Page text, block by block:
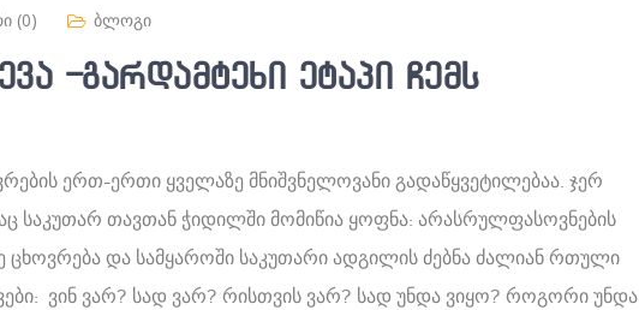
(0) ბლოგი
-გარდამტეხი ეტაპი ჩემს
ერთ-ერთი ყველაზე მნიშვნელოვანი გადაწყვეტილებაა. ჯერ
საკუთარ თავთან ჭიდილში მომიწია ყოფნა: არასრულფასოვნების
ცხოვრება და სამყაროში საკუთარი ადგილის ძებნა ძალიან რთული
ვინ ვარ? სად ვარ? რისთვის ვარ? სად უნდა ვიყო? როგორი უნდა